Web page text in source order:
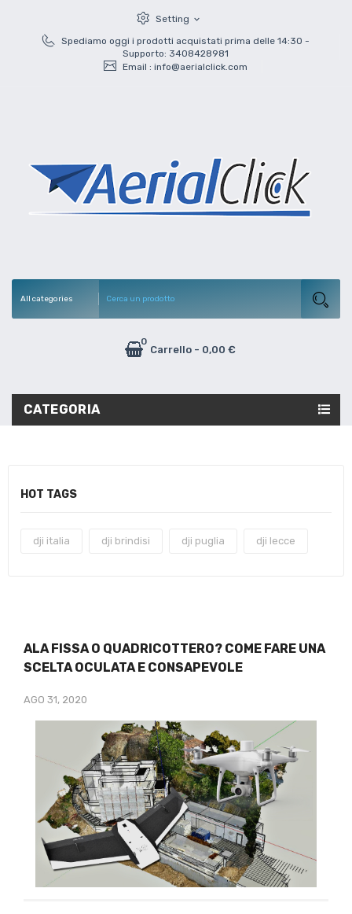
Setting expand_more
Spediamo oggi i prodotti acquistati prima delle 14:30 -
Supporto: 3408428981
Email : info@aerialclick.com
Carrello
0
- 0,00 €
CATEGORIA
HOT TAGS
dji italia dji brindisi dji puglia dji lecce
ALA FISSA O QUADRICOTTERO? COME FARE UNA
SCELTA OCULATA E CONSAPEVOLE
AGO 31, 2020